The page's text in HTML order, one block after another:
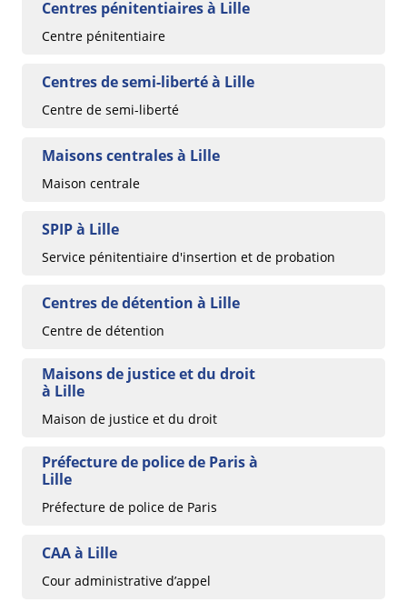
Centres pénitentiaires à Lille
Centre pénitentiaire
Centres de semi-liberté à Lille
Centre de semi-liberté
Maisons centrales à Lille
Maison centrale
SPIP à Lille
Service pénitentiaire d'insertion et de probation
Centres de détention à Lille
Centre de détention
Maisons de justice et du droit
à Lille
Maison de justice et du droit
Préfecture de police de Paris à
Lille
Préfecture de police de Paris
CAA à Lille
Cour administrative d’appel